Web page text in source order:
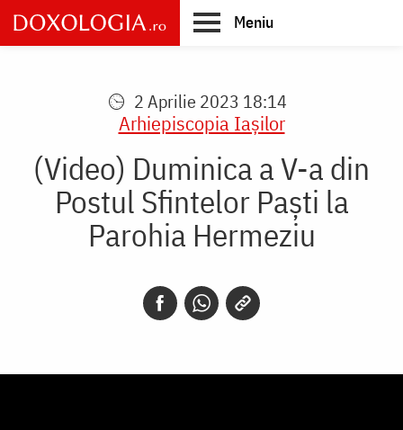
Skip
to
main
Meniu
2 Aprilie 2023 18:14
Arhiepiscopia Iaşilor
(Video) Duminica a V-a din
Postul Sfintelor Paști la
Parohia Hermeziu